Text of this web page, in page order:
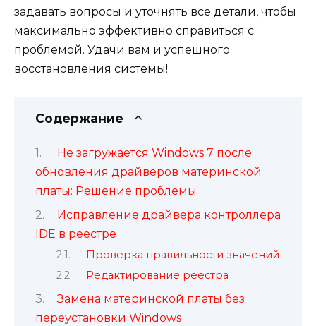
задавать вопросы и уточнять все детали, чтобы
максимально эффективно справиться с
проблемой. Удачи вам и успешного
восстановления системы!
Содержание
Не загружается Windows 7 после
обновления драйверов материнской
платы: Решение проблемы
Исправление драйвера контроллера
IDE в реестре
Проверка правильности значений
Редактирование реестра
Замена материнской платы без
переустановки Windows